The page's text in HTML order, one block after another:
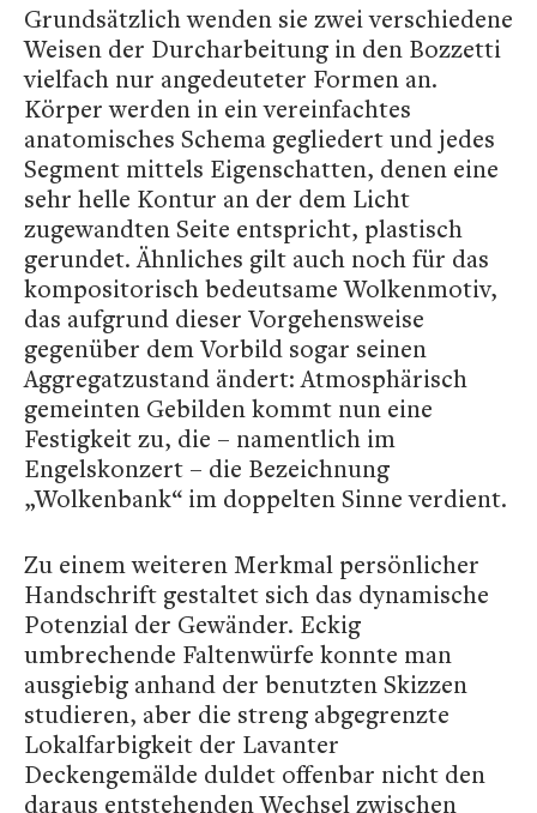
Grundsätzlich wenden sie zwei verschiedene
Weisen der Durcharbeitung in den Bozzetti
vielfach nur angedeuteter Formen an.
Körper werden in ein vereinfachtes
anatomisches Schema gegliedert und jedes
Segment mittels Eigenschatten, denen eine
sehr helle Kontur an der dem Licht
zugewandten Seite entspricht, plastisch
gerundet. Ähnliches gilt auch noch für das
kompositorisch bedeutsame Wolkenmotiv,
das aufgrund dieser Vorgehensweise
gegenüber dem Vorbild sogar seinen
Aggregatzustand ändert: Atmosphärisch
gemeinten Gebilden kommt nun eine
Festigkeit zu, die – namentlich im
Engelskonzert – die Bezeichnung
„Wolkenbank“ im doppelten Sinne verdient.
Zu einem weiteren Merkmal persönlicher
Handschrift gestaltet sich das dynamische
Potenzial der Gewänder. Eckig
umbrechende Faltenwürfe konnte man
ausgiebig anhand der benutzten Skizzen
studieren, aber die streng abgegrenzte
Lokalfarbigkeit der Lavanter
Deckengemälde duldet offenbar nicht den
daraus entstehenden Wechsel zwischen